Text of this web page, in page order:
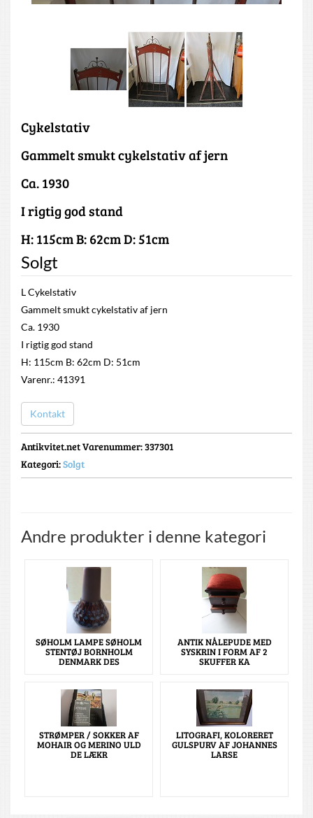
Cykelstativ
Gammelt smukt cykelstativ af jern
Ca. 1930
I rigtig god stand
H: 115cm B: 62cm D: 51cm
Solgt
L Cykelstativ
Gammelt smukt cykelstativ af jern
Ca. 1930
I rigtig god stand
H: 115cm B: 62cm D: 51cm
Varenr.: 41391
Kontakt
Antikvitet.net Varenummer: 337301
Kategori:Solgt
Andre produkter i denne kategori
SØHOLM LAMPE SØHOLM
STENTØJ BORNHOLM
DENMARK DES
ANTIK NÅLEPUDE MED
SYSKRIN I FORM AF 2
SKUFFER KA
STRØMPER / SOKKER AF
MOHAIR OG MERINO ULD
DE LÆKR
LITOGRAFI, KOLORERET
GULSPURV AF JOHANNES
LARSE